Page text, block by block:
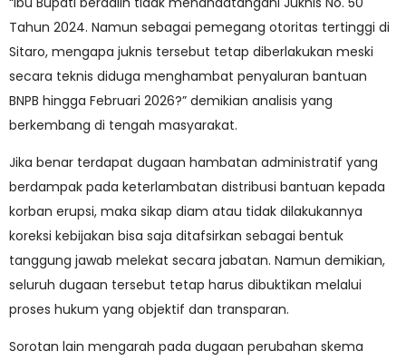
Tahun 2024. Namun sebagai pemegang otoritas tertinggi di
Sitaro, mengapa juknis tersebut tetap diberlakukan meski
secara teknis diduga menghambat penyaluran bantuan
BNPB hingga Februari 2026?” demikian analisis yang
berkembang di tengah masyarakat.
Jika benar terdapat dugaan hambatan administratif yang
berdampak pada keterlambatan distribusi bantuan kepada
korban erupsi, maka sikap diam atau tidak dilakukannya
koreksi kebijakan bisa saja ditafsirkan sebagai bentuk
tanggung jawab melekat secara jabatan. Namun demikian,
seluruh dugaan tersebut tetap harus dibuktikan melalui
proses hukum yang objektif dan transparan.
Sorotan lain mengarah pada dugaan perubahan skema